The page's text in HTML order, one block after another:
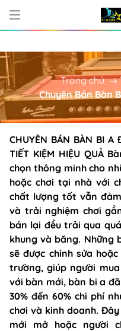
CƠ SỞ
Trang chủ
Chuyên Bán Bàn
CHUYÊN BÁN BÀN BI A
TIẾT KIỆM HIỆU QUẢ
chọn thông minh cho
hoặc chơi tại nhà với
chất lượng tốt vẫn
và trải nghiệm chơi
bán lại đều trải qua
khung và băng. Những
sẽ được chỉnh sửa
trường, giúp người
với bàn mới, bàn bi a
30% đến 60% chi phí
chơi và kinh doanh.
mới mở hoặc người